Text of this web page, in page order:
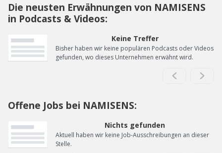
Die neusten Erwähnungen von NAMISENS
in Podcasts & Videos:
Keine Treffer
Bisher haben wir keine populären Podcasts oder Videos
gefunden, wo dieses Unternehmen erwähnt wird.
Offene Jobs bei NAMISENS:
Nichts gefunden
Aktuell haben wir keine Job-Ausschreibungen an dieser
Stelle.